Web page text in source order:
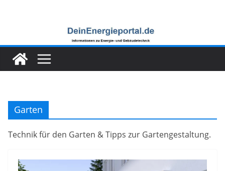
Garten
Technik für den Garten & Tipps zur Gartengestaltung.